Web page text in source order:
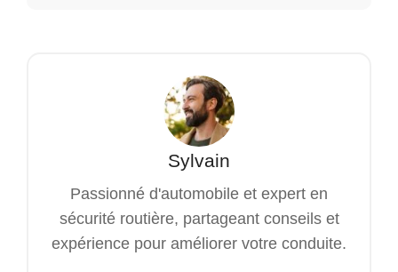
Sylvain
Passionné d'automobile et expert en
sécurité routière, partageant conseils et
expérience pour améliorer votre conduite.